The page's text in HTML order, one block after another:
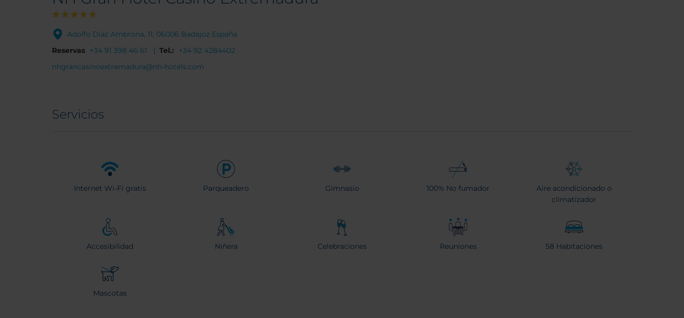
Adolfo Diaz Ambrona, 11, 06006 Badajoz España
Reservas +34 91 398 46 61 Tel.:
+34 92 4284402
nhgrancasinoextremadura@nh-hotels.com
Servicios
Internet Wi-Fi gratis Parqueadero Gimnasio 100% No fumador
Aire acondicionado o
climatizador
Accesibilidad Niñera Celebraciones Reuniones 58 Habitaciones
Mascotas